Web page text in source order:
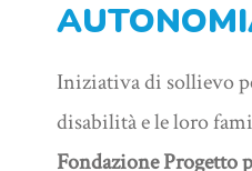
Iniziativa di sollievo
disabilità e le loro
Fondazione Progetto